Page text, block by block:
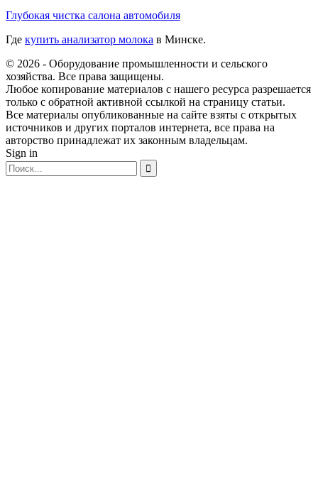
Глубокая чистка салона автомобиля
Где купить анализатор молока в Минске.
© 2026 - Оборудование промышленности и сельского
хозяйства. Все права защищены.
Любое копирование материалов с нашего ресурса разрешается
только с обратной активной ссылкой на страницу статьи.
Все материалы опубликованные на сайте взяты с открытых
источников и других порталов интернета, все права на
авторство принадлежат их законным владельцам.
Sign in